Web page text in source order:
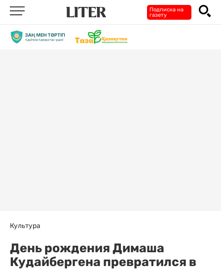
Подписка на
газету
Культура
День рождения Димаша
Кудайбергена превратился в